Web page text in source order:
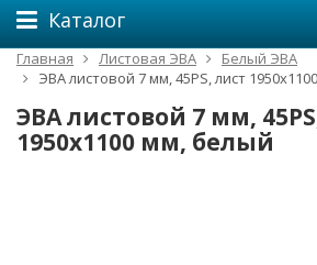
Каталог
Главная Листовая ЭВА
Белый ЭВА
ЭВА листовой 7 мм, 45PS, лист
ЭВА листовой 7 мм,
1950х1100 мм, белый